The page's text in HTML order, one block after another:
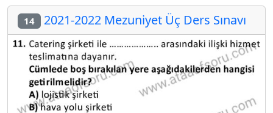
14 2021-2022 Mezuniyet Üç Ders Sınavı